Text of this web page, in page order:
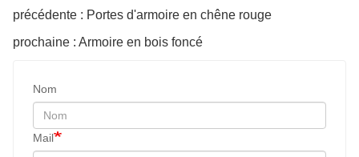
précédente : Portes d'armoire en chêne rouge
prochaine : Armoire en bois foncé
Nom
Mail